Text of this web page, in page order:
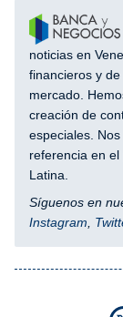
noticias en
financieros y
mercado.
creación de
especiales.
referencia en
Latina.
Síguenos en
Instagram